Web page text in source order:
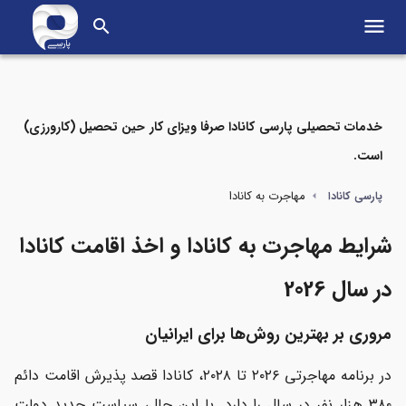
search menu
مواردی که در این مطلب می‌خوانید
شرایط مهاجرت به کانادا در 2026
روش‌های مهاجرت به کانادا
آمار مهاجرت ایرانیان به کانادا
خدمات تحصیلی پارسی کانادا صرفا ویزای کار حین تحصیل (کارورزی)
است.
پارسی کانادا مهاجرت به کانادا
شرایط مهاجرت به کانادا و اخذ اقامت کانادا
در سال 2026
مروری بر بهترین روش‌ها برای ایرانیان
در برنامه مهاجرتی ۲۰۲۶ تا ۲۰۲۸، کانادا قصد پذیرش اقامت دائم